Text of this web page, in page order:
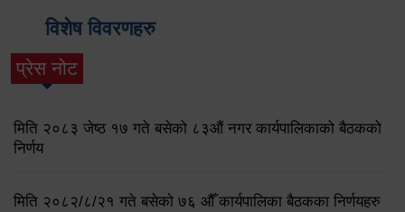
विशेष विवरणहरु
प्रेस नोट
मिति २०८३ जेष्ठ १७ गते बसेको ८३औं नगर कार्यपालिकाको बैठकको
निर्णय
मिति २०८२/८/२१ गते बसेको ७६ औँ कार्यपालिका बैठकका निर्णयहरु